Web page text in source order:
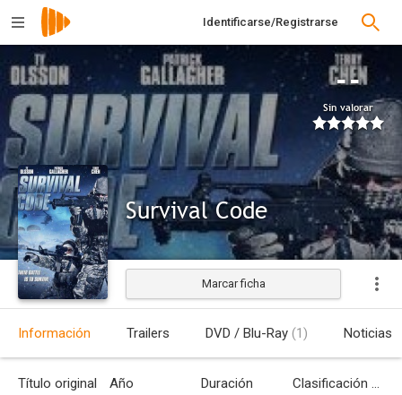
Identificarse/Registrarse
--
Sin valorar
Survival Code
Estrenada
Marcar ficha
Información Trailers DVD / Blu-Ray (1) Noticias
Título original Año Duración Clasificación por edades